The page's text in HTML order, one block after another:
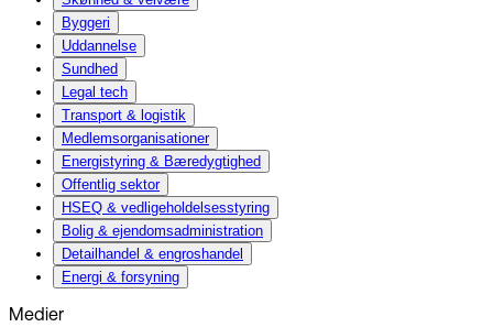
Byggeri
Uddannelse
Sundhed
Legal tech
Transport & logistik
Medlemsorganisationer
Energistyring & Bæredygtighed
Offentlig sektor
HSEQ & vedligeholdelsesstyring
Bolig & ejendomsadministration
Detailhandel & engroshandel
Energi & forsyning
Medier